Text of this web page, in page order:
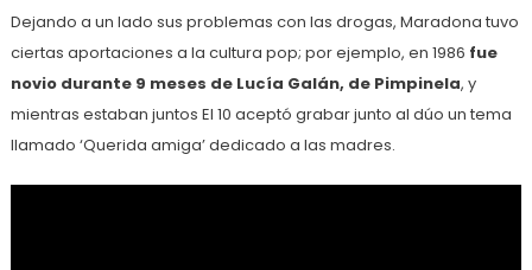
Dejando a un lado sus problemas con las drogas, Maradona tuvo
ciertas aportaciones a la cultura pop; por ejemplo, en 1986 fue
novio durante 9 meses de Lucía Galán, de Pimpinela, y
mientras estaban juntos El 10 aceptó grabar junto al dúo un tema
llamado ‘Querida amiga’ dedicado a las madres.